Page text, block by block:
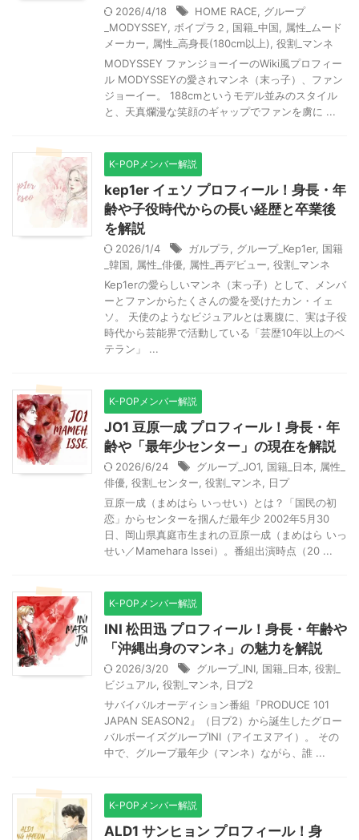
2026/4/18 HOME RACE
グループ
_MODYSSEY
ボイプラ２ 国籍_中国
属性_ムード
メーカー
属性_高身長(180cm以上) 役割_マンネ
MODYSSEY ファンジョーイーのWiki風プロフィー
ル MODYSSEYの愛されマンネ（末っ子）、ファン
ジョーイー。 188cmというモデル並みのスタイル
と、天真爛漫な笑顔のギャップでファンを虜に ...
K-POPメンバー解説
kep1er イェソ プロフィール！身長・年
齢や子役時代からの長い経歴と卒業後
を解説
2026/1/4 ガルプラ グループ_Kep1er, 国籍
_韓国
属性_俳優 属性_再デビュー 役割_マンネ
Kep1erの愛らしいマンネ（末っ子）として、メンバ
ーとファンからたくさんの愛を受けたカン・イェ
ソ。 天使のようなビジュアルとは裏腹に、実は子役
時代から芸能界で活動している「芸歴10年以上のベ
テラン」 ...
K-POPメンバー解説
JO1 豆原一成 プロフィール！身長・年
齢や「最年少センター」の現在を解説
2026/6/24 グループ_JO1 国籍_日本
属性_
俳優 役割_センター 役割_マンネ
日プ
豆原一成（まめはら いっせい）とは？「国民の初
恋」からセンターを掴んだ最年少 2002年5月30
日、岡山県真庭市生まれの豆原一成（まめはら いっ
せい／Mamehara Issei）。番組出演時点（20 ...
K-POPメンバー解説
INI 松田迅 プロフィール！身長・年齢や
「沖縄出身のマンネ」の魅力を解説
2026/3/20 グループ_INI 国籍_日本 役割_
ビジュアル 役割_マンネ
日プ2
サバイバルオーディション番組『PRODUCE 101
JAPAN SEASON2』（日プ2）から誕生したグロー
バルボーイズグループINI（アイエヌアイ）。 その
中で、グループ最年少（マンネ）ながら、誰 ...
K-POPメンバー解説
ALD1 サンヒョン プロフィール！身